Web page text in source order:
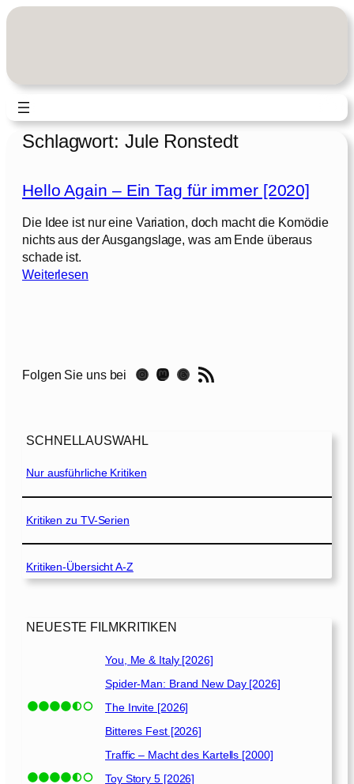
Zum
Schlagwort: Jule Ronstedt
Hello Again – Ein Tag für immer [2020]
Die Idee ist nur eine Variation, doch macht die Komödie
nichts aus der Ausgangslage, was am Ende überaus
schade ist.
Weiterlesen:
A
n
–
E
i
a
g
ü
e
0
Folgen Sie uns bei Instagram Mastodon Threads RSS-Feed
SCHNELLAUSWAHL
Nur ausführliche Kritiken
Kritiken zu TV-Serien
Kritiken-Übersicht A-Z
NEUESTE FILMKRITIKEN
You, Me & Italy [2026]
Spider-Man: Brand New Day [2026]
The Invite [2026]
Bitteres Fest [2026]
Traffic – Macht des Kartells [2000]
Toy Story 5 [2026]